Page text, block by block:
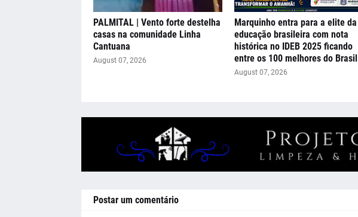
PALMITAL | Vento forte destelha
casas na comunidade Linha
Cantuana
August 07, 2026
Marquinho entra para a elite da
educação brasileira com nota
histórica no IDEB 2025 ficando
entre os 100 melhores do Brasil
August 07, 2026
Postar um comentário